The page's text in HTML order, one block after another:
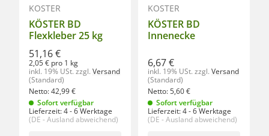
KÖSTER
KÖSTER BD
Flexkleber 25 kg
51,16 €
2,05 € pro 1 kg
inkl. 19% USt. zzgl. Versand
(Standard)
Netto:42,99€
Sofort verfügbar
Lieferzeit:4 - 6 Werktage
(DE - Ausland abweichend)
KÖSTER
KÖSTER BD
Innenecke
6,67 €
inkl. 19% USt. zzgl. Versand
(Standard)
Netto:5,60€
Sofort verfügbar
Lieferzeit:4 - 6 Werktage
(DE - Ausland abweichend)